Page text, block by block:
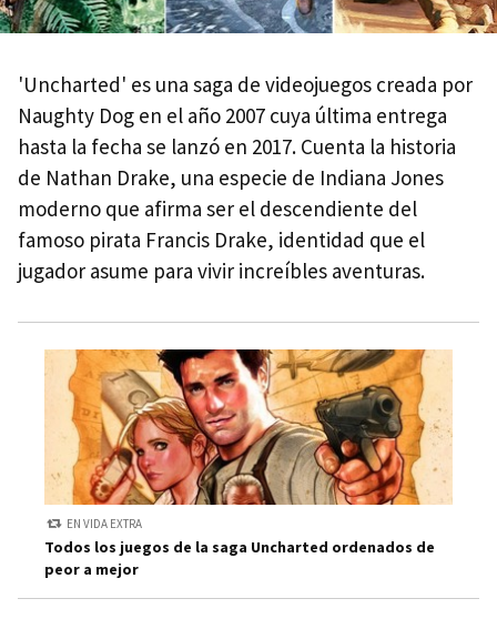
'Uncharted' es una saga de videojuegos creada por
Naughty Dog en el año 2007 cuya última entrega
hasta la fecha se lanzó en 2017. Cuenta la historia
de Nathan Drake, una especie de Indiana Jones
moderno que afirma ser el descendiente del
famoso pirata Francis Drake, identidad que el
jugador asume para vivir increíbles aventuras.
EN VIDA EXTRA
Todos los juegos de la saga Uncharted ordenados de
peor a mejor